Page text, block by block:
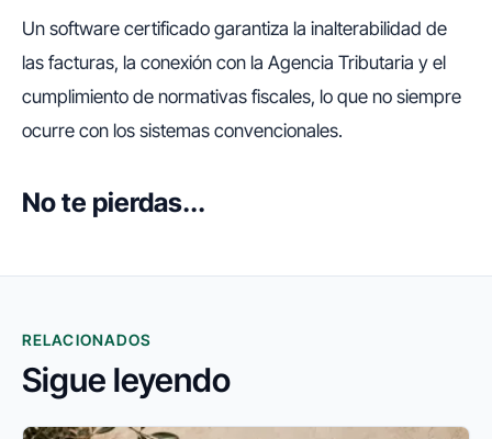
Un software certificado garantiza la inalterabilidad de
las facturas, la conexión con la Agencia Tributaria y el
cumplimiento de normativas fiscales, lo que no siempre
ocurre con los sistemas convencionales.
No te pierdas...
RELACIONADOS
Sigue leyendo